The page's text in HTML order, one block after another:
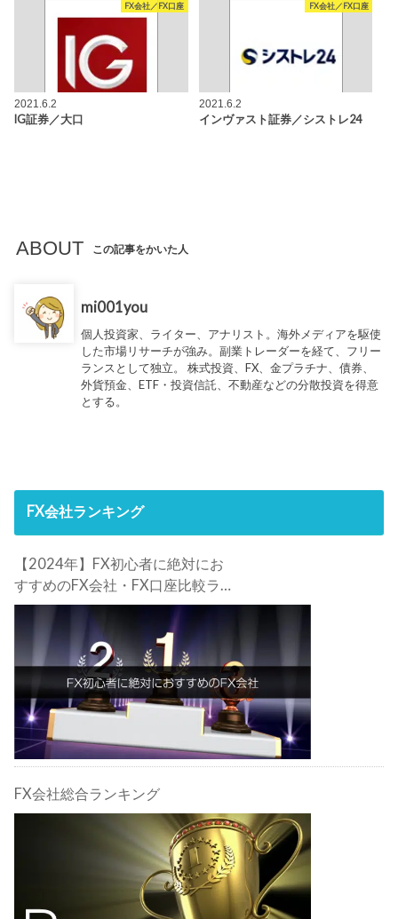
FX会社／FX口座
2021.6.2
IG証券／大口
FX会社／FX口座
2021.6.2
インヴァスト証券／シストレ24
ABOUT この記事をかいた人
mi001you
個人投資家、ライター、アナリスト。海外メディアを駆使
した市場リサーチが強み。副業トレーダーを経て、フリー
ランスとして独立。 株式投資、FX、金プラチナ、債券、
外貨預金、ETF・投資信託、不動産などの分散投資を得意
とする。
FX会社ランキング
【2024年】FX初心者に絶対にお
すすめのFX会社・FX口座比較ラン
キング。FX初心者におすすめの理
由・注意点も合わせて解説しま
す！
FX会社総合ランキング